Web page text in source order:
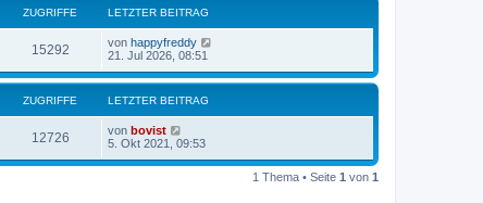
ZUGRIFFE LETZTER BEITRAG
15292 von happyfreddy
21. Jul 2026, 08:51
ZUGRIFFE LETZTER BEITRAG
12726 von bovist
5. Okt 2021, 09:53
1 Thema • Seite 1 von 1